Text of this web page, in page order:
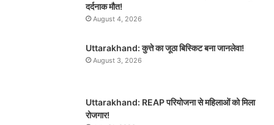
दर्दनाक मौत!
August 4, 2026
Uttarakhand: कुत्ते का जूठा बिस्किट बना जानलेवा!
August 3, 2026
Uttarakhand: REAP परियोजना से महिलाओं को मिला
रोजगार!